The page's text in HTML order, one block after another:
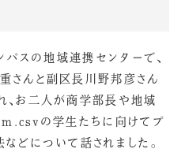
スの地域連携センターで、
さんと副区長川野邦彦さん
、お二人が商学部長や地域
の学生たちに向けてプ
どについて話されました。